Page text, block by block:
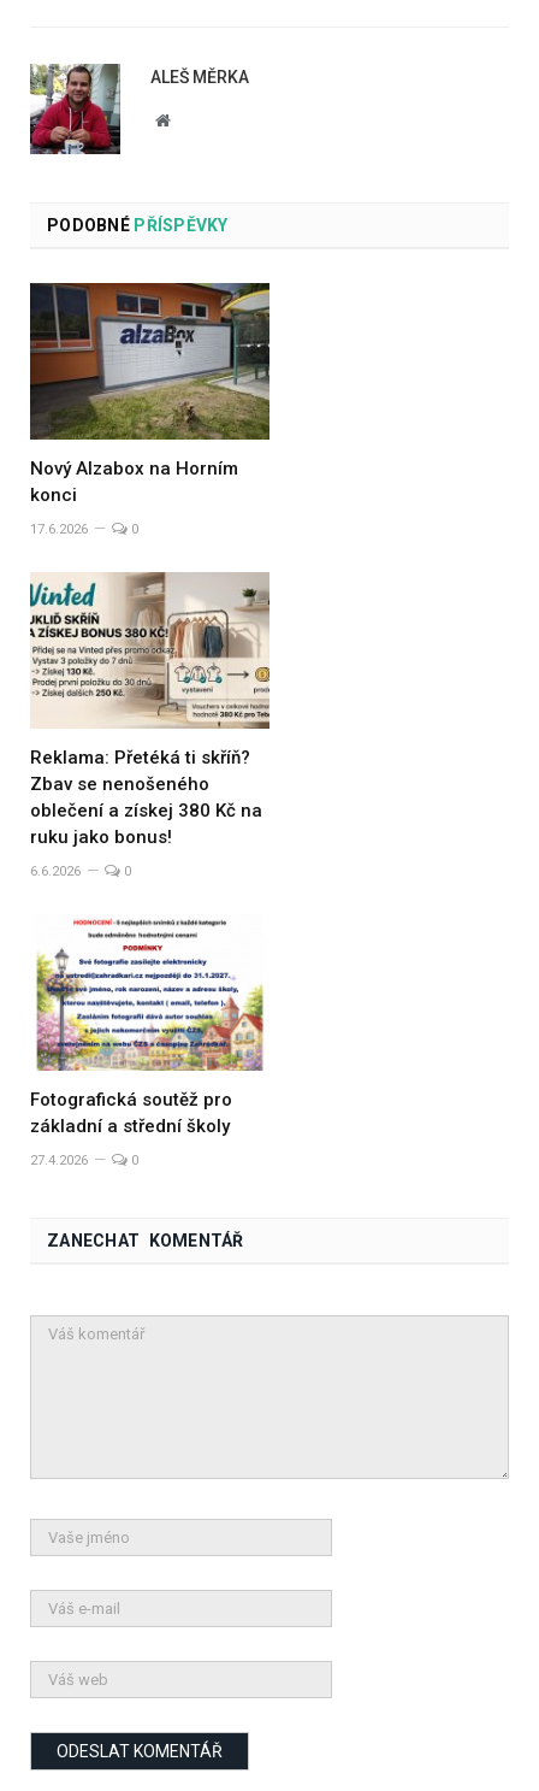
ALEŠ MĚRKA
Website
PODOBNÉPŘÍSPĚVKY
Nový Alzabox na Horním
konci
17.6.2026 0
Reklama: Přetéká ti skříň?
Zbav se nenošeného
oblečení a získej 380 Kč na
ruku jako bonus!
6.6.2026 0
Fotografická soutěž pro
základní a střední školy
27.4.2026 0
ZANECHAT KOMENTÁŘ